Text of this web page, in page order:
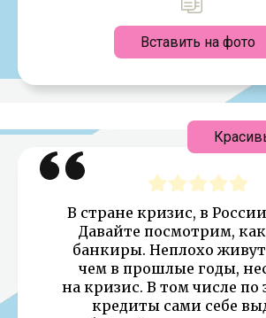
Вставить на фото
В стране кризис, в
Давайте посмотрим,
банкиры. Неплохо
чем в прошлые годы,
на кризис. В том числе по
кредиты сами себе